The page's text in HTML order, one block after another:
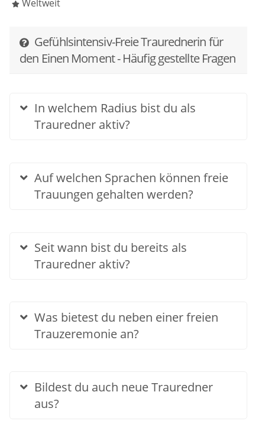
Weltweit
Gefühlsintensiv-Freie Traurednerin für
den Einen Moment - Häufig gestellte Fragen
In welchem Radius bist du als
Trauredner aktiv?
Auf welchen Sprachen können freie
Trauungen gehalten werden?
Seit wann bist du bereits als
Trauredner aktiv?
Was bietest du neben einer freien
Trauzeremonie an?
Bildest du auch neue Trauredner
aus?